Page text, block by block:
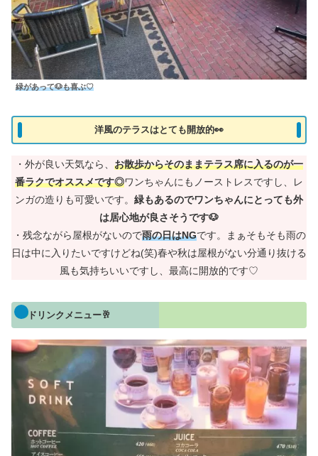
緑があって🐶も喜ぶ♡
洋風のテラスはとても開放的👀
・外が良い天気なら、 お散歩からそのままテラス席に入るのが一
番ラクでオススメです◎ワンちゃんにもノーストレスですし、レ
ンガの造りも可愛いです。 緑もあるのでワンちゃんにとっても外
は居心地が良さそうです🐶
・残念ながら屋根がないので雨の日はNGです。まぁそもそも雨の
日は中に入りたいですけどね(笑)春や秋は屋根がない分通り抜ける
風も気持ちいいですし、最高に開放的です♡
ドリンクメニュー🥂